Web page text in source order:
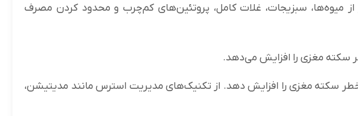
میوه‌ها، سبزیجات، غلات کامل، پروتئین‌های کم‌چرب و محدود کردن مصرف
سکته مغزی را افزایش می‌دهد.
سکته مغزی را افزایش دهد. از تکنیک‌های مدیریت استرس مانند مدیتیشن،